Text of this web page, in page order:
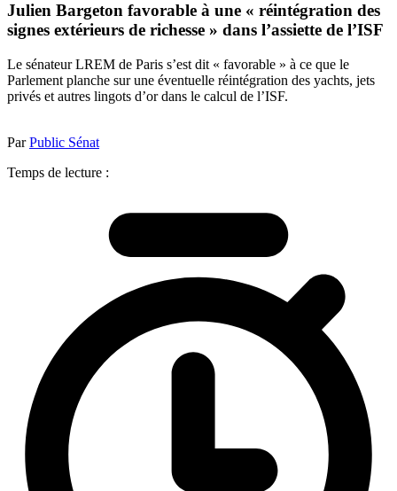
Julien Bargeton favorable à une « réintégration des
signes extérieurs de richesse » dans l’assiette de l’ISF
Le sénateur LREM de Paris s’est dit « favorable » à ce que le
Parlement planche sur une éventuelle réintégration des yachts, jets
privés et autres lingots d’or dans le calcul de l’ISF.
ParPublic Sénat
Temps de lecture :